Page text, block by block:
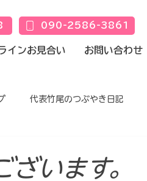
090-2586-3861
インお見合い お問い合わせ
代表竹尾のつぶやき日記
います。